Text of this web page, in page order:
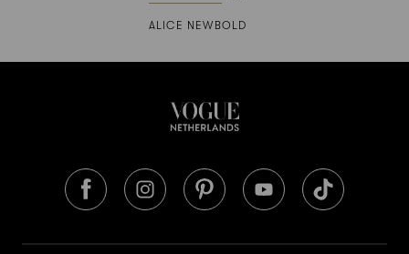
ALICE NEWBOLD